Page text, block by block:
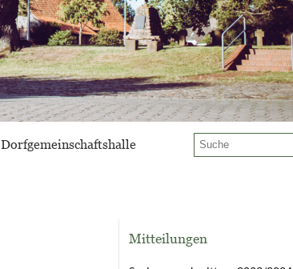
Dorfgemeinschaftshalle
Mitteilungen